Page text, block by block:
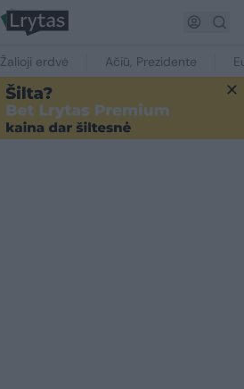
Žalioji erdvė Ačiū, Prezidente